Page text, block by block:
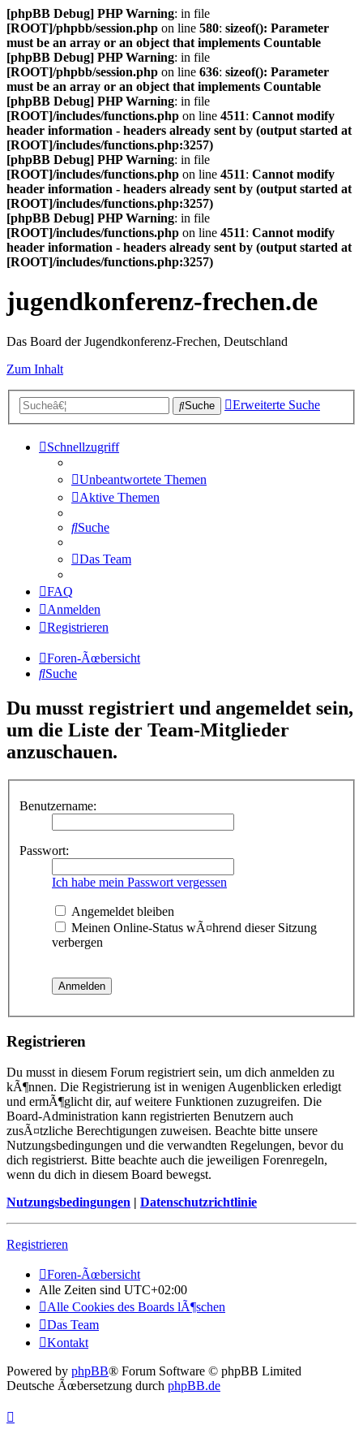
[phpBB Debug] PHP Warning: in file
[ROOT]/phpbb/session.php on line 580: sizeof(): Parameter
must be an array or an object that implements Countable
[phpBB Debug] PHP Warning: in file
[ROOT]/phpbb/session.php on line 636: sizeof(): Parameter
must be an array or an object that implements Countable
[phpBB Debug] PHP Warning: in file
[ROOT]/includes/functions.php on line 4511: Cannot modify
header information - headers already sent by (output started at
[ROOT]/includes/functions.php:3257)
[phpBB Debug] PHP Warning: in file
[ROOT]/includes/functions.php on line 4511: Cannot modify
header information - headers already sent by (output started at
[ROOT]/includes/functions.php:3257)
[phpBB Debug] PHP Warning: in file
[ROOT]/includes/functions.php on line 4511: Cannot modify
header information - headers already sent by (output started at
[ROOT]/includes/functions.php:3257)
jugendkonferenz-frechen.de
Das Board der Jugendkonferenz-Frechen, Deutschland
Zum Inhalt
Suche Erweiterte Suche
Schnellzugriff
Unbeantwortete Themen
Aktive Themen
Suche
Das Team
FAQ
Anmelden
Registrieren
Foren-Ãœbersicht
Suche
Du musst registriert und angemeldet sein,
um die Liste der Team-Mitglieder
anzuschauen.
Benutzername:
Passwort:
Ich habe mein Passwort vergessen
Angemeldet bleiben
Meinen Online-Status wÃ¤hrend dieser Sitzung
verbergen
Registrieren
Du musst in diesem Forum registriert sein, um dich anmelden zu
kÃ¶nnen. Die Registrierung ist in wenigen Augenblicken erledigt
und ermÃ¶glicht dir, auf weitere Funktionen zuzugreifen. Die
Board-Administration kann registrierten Benutzern auch
zusÃ¤tzliche Berechtigungen zuweisen. Beachte bitte unsere
Nutzungsbedingungen und die verwandten Regelungen, bevor du
dich registrierst. Bitte beachte auch die jeweiligen Forenregeln,
wenn du dich in diesem Board bewegst.
Nutzungsbedingungen | Datenschutzrichtlinie
Registrieren
Foren-Ãœbersicht
Alle Zeiten sind UTC+02:00
Alle Cookies des Boards lÃ¶schen
Das Team
Kontakt
Powered by phpBB® Forum Software © phpBB Limited
Deutsche Ãœbersetzung durch phpBB.de